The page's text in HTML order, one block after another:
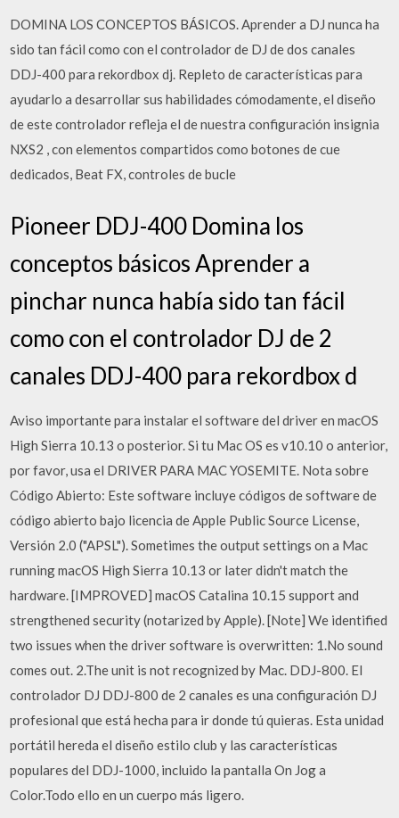
DOMINA LOS CONCEPTOS BÁSICOS. Aprender a DJ nunca ha
sido tan fácil como con el controlador de DJ de dos canales
DDJ-400 para rekordbox dj. Repleto de características para
ayudarlo a desarrollar sus habilidades cómodamente, el diseño
de este controlador refleja el de nuestra configuración insignia
NXS2 , con elementos compartidos como botones de cue
dedicados, Beat FX, controles de bucle
Pioneer DDJ-400 Domina los
conceptos básicos Aprender a
pinchar nunca había sido tan fácil
como con el controlador DJ de 2
canales DDJ-400 para rekordbox d
Aviso importante para instalar el software del driver en macOS
High Sierra 10.13 o posterior. Si tu Mac OS es v10.10 o anterior,
por favor, usa el DRIVER PARA MAC YOSEMITE. Nota sobre
Código Abierto: Este software incluye códigos de software de
código abierto bajo licencia de Apple Public Source License,
Versión 2.0 ("APSL"). Sometimes the output settings on a Mac
running macOS High Sierra 10.13 or later didn't match the
hardware. [IMPROVED] macOS Catalina 10.15 support and
strengthened security (notarized by Apple). [Note] We identified
two issues when the driver software is overwritten: 1.No sound
comes out. 2.The unit is not recognized by Mac. DDJ-800. El
controlador DJ DDJ-800 de 2 canales es una configuración DJ
profesional que está hecha para ir donde tú quieras. Esta unidad
portátil hereda el diseño estilo club y las características
populares del DDJ-1000, incluido la pantalla On Jog a
Color.Todo ello en un cuerpo más ligero.